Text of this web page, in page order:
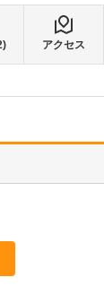
) アクセス